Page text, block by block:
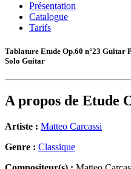
Présentation
Catalogue
Tarifs
Tablature Etude Op.60 n°23 Guitar
Solo Guitar
A propos de Etude
Artiste : Matteo Carcassi
Genre : Classique